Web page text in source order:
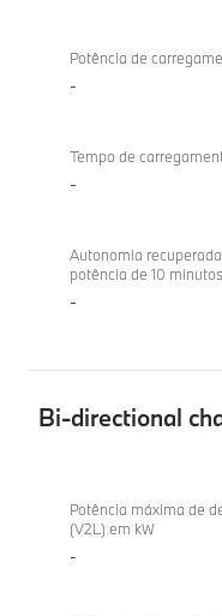
Potência de
-
Tempo de
-
Autonomia
potência de 10 minutos
-
Bi-directional
directional
charging
M340d
xDrive
Berlina
Potência máxima de
(V2L) em kW
-